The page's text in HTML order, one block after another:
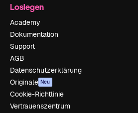
Loslegen
Academy
Dokumentation
Support
AGB
Datenschutzerklärung
Originale Neu
Cookie-Richtlinie
Vertrauenszentrum